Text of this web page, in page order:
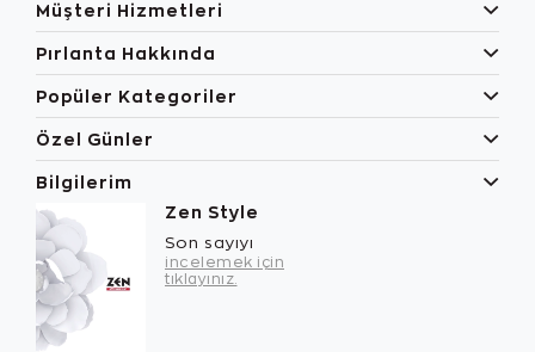
Müşteri Hizmetleri
Pırlanta Hakkında
Popüler Kategoriler
Özel Günler
Bilgilerim
Zen Style
Son sayıyı
incelemek için
tıklayınız.